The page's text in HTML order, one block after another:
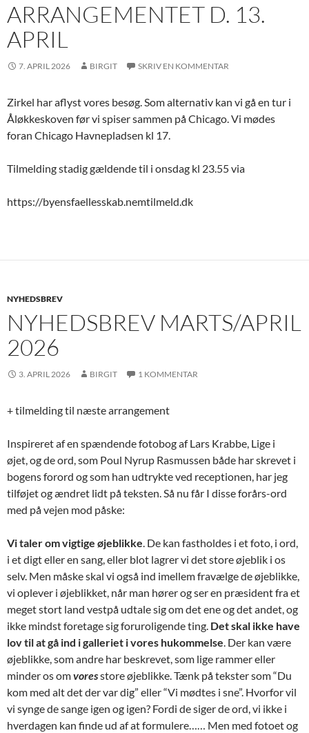
ARRANGEMENTET D. 13.
APRIL
7. APRIL 2026 BIRGIT SKRIV EN KOMMENTAR
Zirkel har aflyst vores besøg. Som alternativ kan vi gå en tur i
Åløkkeskoven før vi spiser sammen på Chicago. Vi mødes
foran Chicago Havnepladsen kl 17.
Tilmelding stadig gældende til i onsdag kl 23.55 via
https://byensfaellesskab.nemtilmeld.dk
NYHEDSBREV
NYHEDSBREV MARTS/APRIL
2026
3. APRIL 2026 BIRGIT 1 KOMMENTAR
+ tilmelding til næste arrangement
Inspireret af en spændende fotobog af Lars Krabbe, Lige i
øjet, og de ord, som Poul Nyrup Rasmussen både har skrevet i
bogens forord og som han udtrykte ved receptionen, har jeg
tilføjet og ændret lidt på teksten. Så nu får I disse forårs-ord
med på vejen mod påske:
Vi taler om vigtige øjeblikke. De kan fastholdes i et foto, i ord,
i et digt eller en sang, eller blot lagrer vi det store øjeblik i os
selv. Men måske skal vi også ind imellem fravælge de øjeblikke,
vi oplever i øjeblikket, når man hører og ser en præsident fra et
meget stort land vestpå udtale sig om det ene og det andet, og
ikke mindst foretage sig foruroligende ting. Det skal ikke have
lov til at gå ind i galleriet i vores hukommelse. Der kan være
øjeblikke, som andre har beskrevet, som lige rammer eller
minder os omvoresstore øjeblikke. Tænk på tekster som “Du
kom med alt det der var dig” eller “Vi mødtes i sne”. Hvorfor vil
vi synge de sange igen og igen? Fordi de siger de ord, vi ikke i
hverdagen kan finde ud af at formulere…… Men med fotoet og